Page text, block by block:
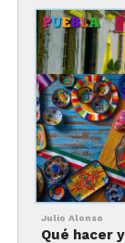
Julio Alonso
Qué hacer